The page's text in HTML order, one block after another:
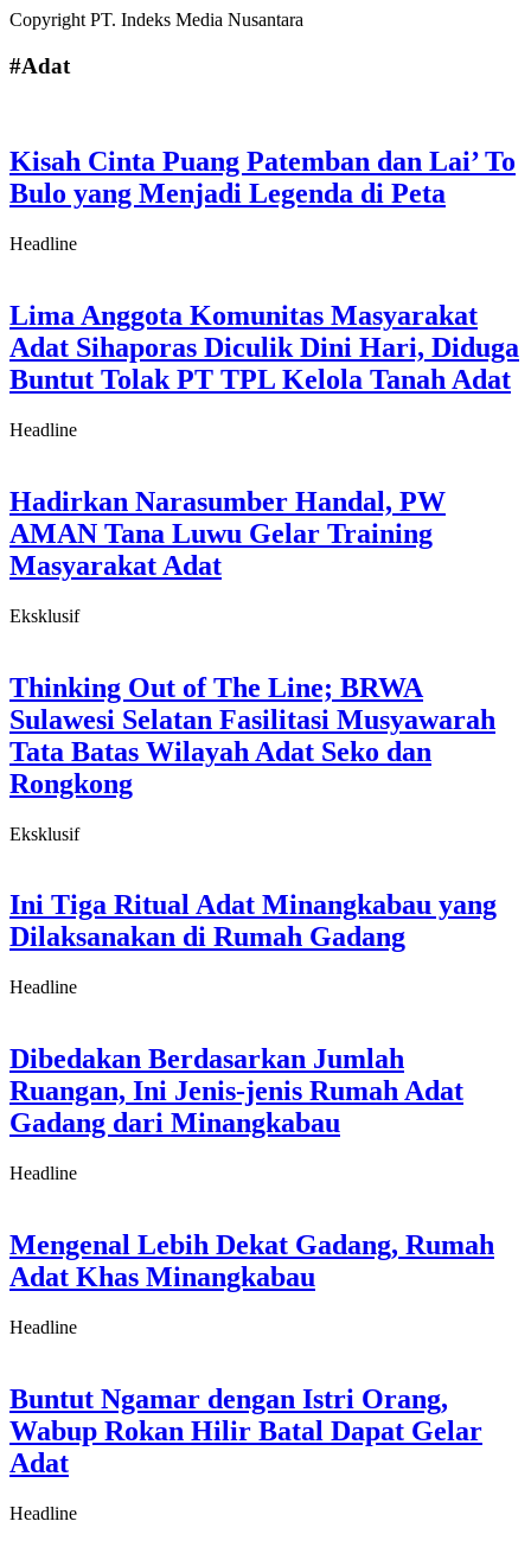
Copyright PT. Indeks Media Nusantara
#Adat
Kisah Cinta Puang Patemban dan Lai’ To
Bulo yang Menjadi Legenda di Peta
Headline
Lima Anggota Komunitas Masyarakat
Adat Sihaporas Diculik Dini Hari, Diduga
Buntut Tolak PT TPL Kelola Tanah Adat
Headline
Hadirkan Narasumber Handal, PW
AMAN Tana Luwu Gelar Training
Masyarakat Adat
Eksklusif
Thinking Out of The Line; BRWA
Sulawesi Selatan Fasilitasi Musyawarah
Tata Batas Wilayah Adat Seko dan
Rongkong
Eksklusif
Ini Tiga Ritual Adat Minangkabau yang
Dilaksanakan di Rumah Gadang
Headline
Dibedakan Berdasarkan Jumlah
Ruangan, Ini Jenis-jenis Rumah Adat
Gadang dari Minangkabau
Headline
Mengenal Lebih Dekat Gadang, Rumah
Adat Khas Minangkabau
Headline
Buntut Ngamar dengan Istri Orang,
Wabup Rokan Hilir Batal Dapat Gelar
Adat
Headline